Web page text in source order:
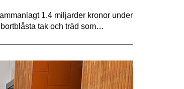
1,4 miljarder kronor under
tak och träd som…